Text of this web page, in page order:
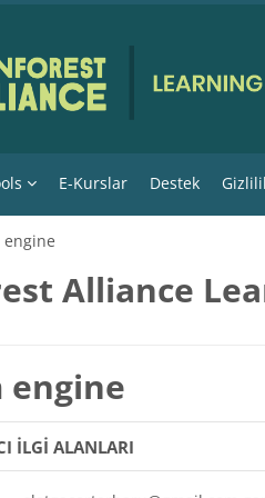
E-Kurslar Destek
engine
Alliance
engine
ILGI ALANLARI